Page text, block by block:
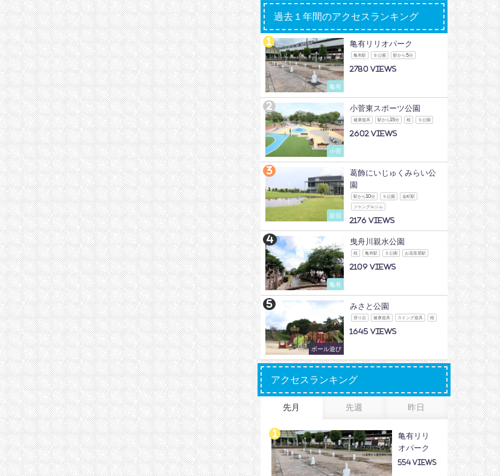
過去１年間のアクセスランキング
亀有
亀有リリオパーク
亀有駅 Ｂ公園 駅から5分
2780
小菅
小菅東スポーツ公園
健康遊具 駅から15分 桜 Ｓ公園
2602
新宿
葛飾にいじゅくみらい公
園
駅から10分 Ｓ公園 金町駅
ジャングルジム
2176
亀有
曳舟川親水公園
桜 亀有駅 Ｓ公園 お花茶屋駅
2109
ボール遊び
みさと公園
滑り台 健康遊具 スイング遊具 桜
1645
アクセスランキング
先月 先週 昨日
亀有リリ
オパーク
554